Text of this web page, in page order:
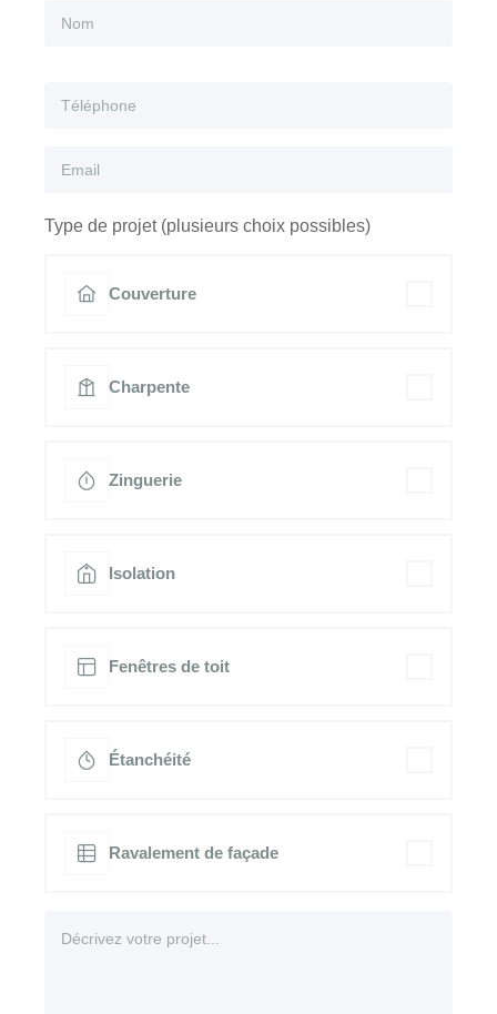
Type de projet (plusieurs choix possibles)
Couverture
Charpente
Zinguerie
Isolation
Fenêtres de toit
Étanchéité
Ravalement de façade